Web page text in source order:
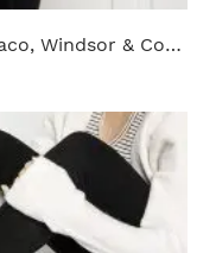
Windsor & Co…